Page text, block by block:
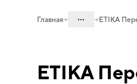
Главная ...
06. Изделия
удлинители и
ETIKA
ETIKA